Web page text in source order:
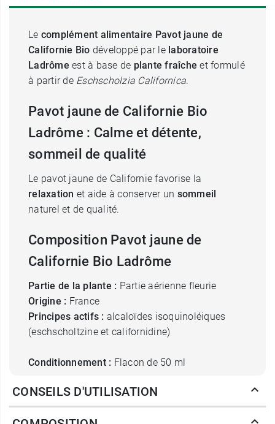
Le complément alimentaire Pavot jaune de
Californie Bio développé par le laboratoire
Ladrôme est à base de plante fraîche et formulé
à partir de Eschscholzia Californica.
Pavot jaune de Californie Bio
Ladrôme : Calme et détente,
sommeil de qualité
Le pavot jaune de Californie favorise la
relaxation et aide à conserver un sommeil
naturel et de qualité.
Composition Pavot jaune de
Californie Bio Ladrôme
Partie de la plante : Partie aérienne fleurie
Origine : France
Principes actifs : alcaloïdes isoquinoléiques
(eschscholtzine et californidine)
Conditionnement : Flacon de 50 ml
Ladrôme propose également un
paisibleà base d'élixirs floraux.
CONSEILS D'UTILISATION